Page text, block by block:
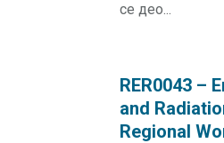
се део...
RER0043 –
and
Regional